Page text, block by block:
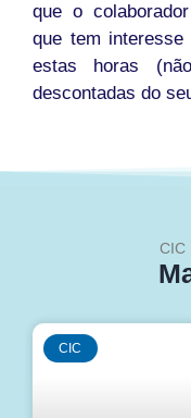
que o
que tem
estas horas
descontadas do
CIC
CIC